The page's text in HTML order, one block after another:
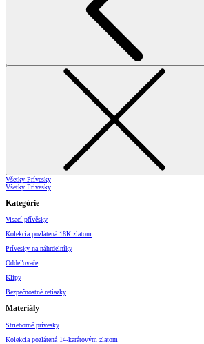
Všetky Prívesky
Všetky Prívesky
Kategórie
Visací přívěsky
Kolekcia pozlátená 18K zlatom
Prívesky na náhrdelníky
Oddeľovače
Klipy
Bezpečnostné retiazky
Materiály
Strieborné prívesky
Kolekcia pozlátená 14-karátovým zlatom